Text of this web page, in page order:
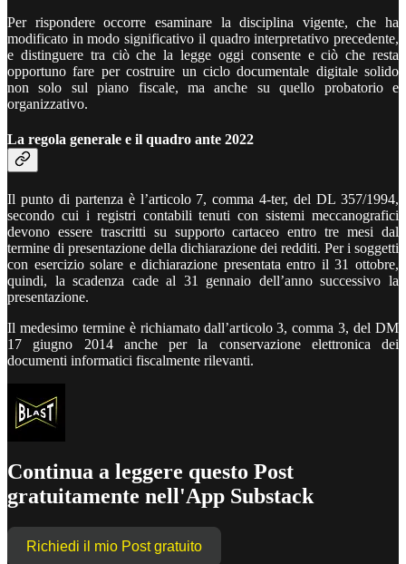
Per rispondere occorre esaminare la disciplina vigente, che ha
modificato in modo significativo il quadro interpretativo precedente,
e distinguere tra ciò che la legge oggi consente e ciò che resta
opportuno fare per costruire un ciclo documentale digitale solido
non solo sul piano fiscale, ma anche su quello probatorio e
organizzativo.
La regola generale e il quadro ante 2022
Il punto di partenza è l’articolo 7, comma 4-ter, del DL 357/1994,
secondo cui i registri contabili tenuti con sistemi meccanografici
devono essere trascritti su supporto cartaceo entro tre mesi dal
termine di presentazione della dichiarazione dei redditi. Per i soggetti
con esercizio solare e dichiarazione presentata entro il 31 ottobre,
quindi, la scadenza cade al 31 gennaio dell’anno successivo la
presentazione.
Il medesimo termine è richiamato dall’articolo 3, comma 3, del DM
17 giugno 2014 anche per la conservazione elettronica dei
documenti informatici fiscalmente rilevanti.
Continua a leggere questo Post
gratuitamente nell'App Substack
Richiedi il mio Post gratuito